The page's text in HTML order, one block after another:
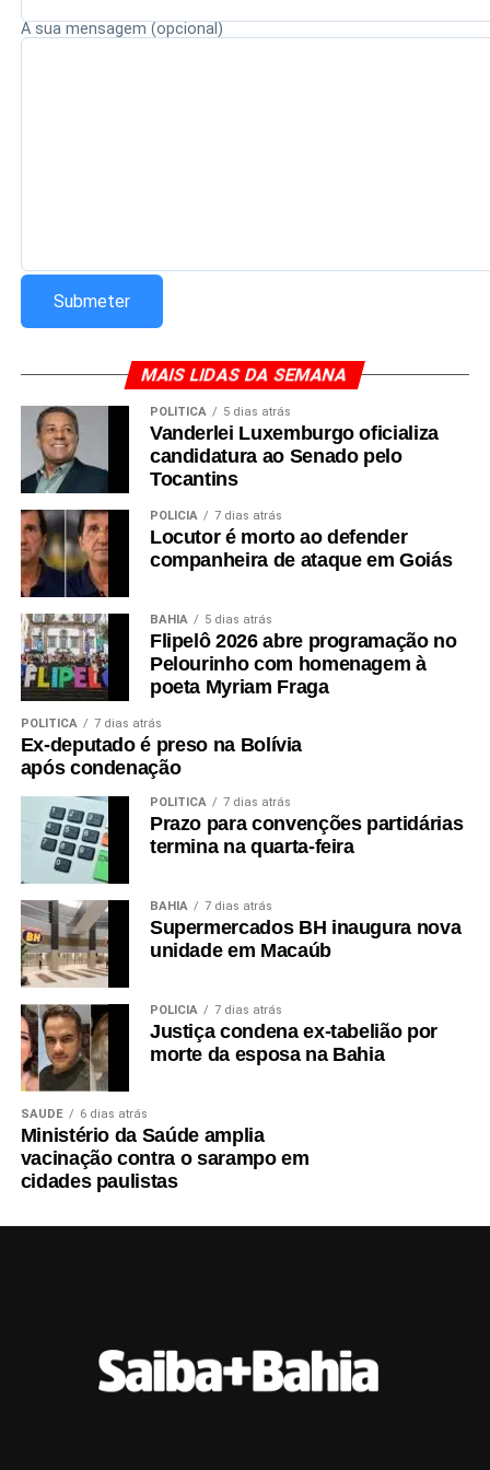
Redação Saiba+
A sua mensagem (opcional)
MAIS LIDAS DA SEMANA
POLÍTICA 5 dias atrás
Vanderlei Luxemburgo oficializa
candidatura ao Senado pelo
Tocantins
POLÍCIA 7 dias atrás
Locutor é morto ao defender
companheira de ataque em Goiás
BAHIA 5 dias atrás
Flipelô 2026 abre programação no
Pelourinho com homenagem à
poeta Myriam Fraga
POLÍTICA 7 dias atrás
Ex-deputado é preso na Bolívia
após condenação
POLÍTICA 7 dias atrás
Prazo para convenções partidárias
termina na quarta-feira
BAHIA 7 dias atrás
Supermercados BH inaugura nova
unidade em Macaúb
POLÍCIA 7 dias atrás
Justiça condena ex-tabelião por
morte da esposa na Bahia
SAÚDE 6 dias atrás
Ministério da Saúde amplia
vacinação contra o sarampo em
cidades paulistas